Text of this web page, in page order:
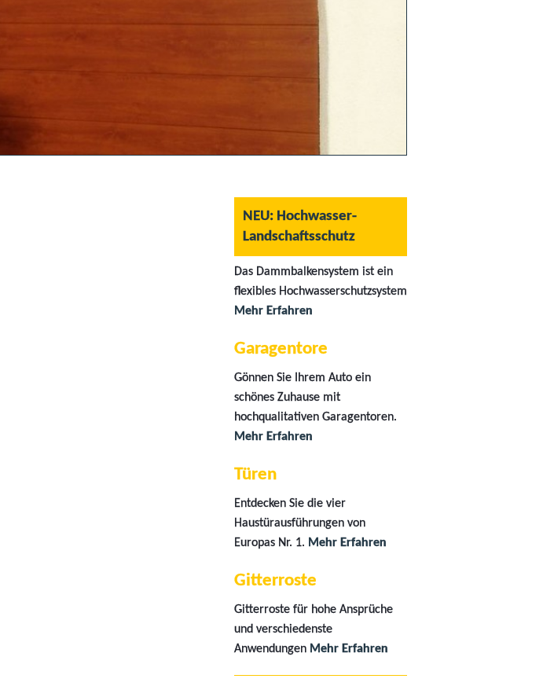
NEU: Hochwasser-
Landschaftsschutz
Das Dammbalkensystem ist ein
flexibles Hochwasserschutzsystem
Mehr Erfahren
Garagentore
Gönnen Sie Ihrem Auto ein
schönes Zuhause mit
hochqualitativen Garagentoren.
Mehr Erfahren
Türen
Entdecken Sie die vier
Haustürausführungen von
Europas Nr. 1. Mehr Erfahren
Gitterroste
Gitterroste für hohe Ansprüche
und verschiedenste
Anwendungen Mehr Erfahren